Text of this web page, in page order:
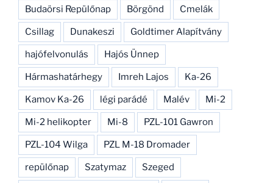
Budaörsi Repülőnap Börgönd Cmelák
Csillag Dunakeszi Goldtimer Alapítvány
hajófelvonulás Hajós Ünnep
Hármashatárhegy Imreh Lajos Ka-26
Kamov Ka-26 légi parádé Malév Mi-2
Mi-2 helikopter Mi-8 PZL-101 Gawron
PZL-104 Wilga PZL M-18 Dromader
repülőnap Szatymaz Szeged